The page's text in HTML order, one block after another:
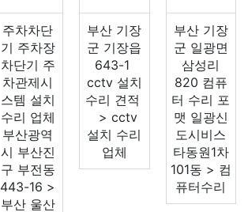
주차차단
기 주차장
차단기 주
차관제시
스템 설치
수리 업체
부산광역
시 부산진
구 부전동
443-16 >
부산 울산
부산 기장
군 기장읍
643-1
cctv 설치
수리 견적
> cctv
설치 수리
업체
부산 기장
군 일광면
삼성리
820 컴퓨
터 수리 포
맷 일광신
도시비스
타동원1차
101동 > 컴
퓨터수리